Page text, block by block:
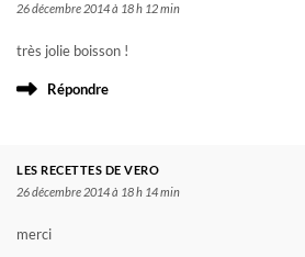
26 décembre 2014 à 18 h 12 min
très jolie boisson !
Répondre
LES RECETTES DE VERO
26 décembre 2014 à 18 h 14 min
merci